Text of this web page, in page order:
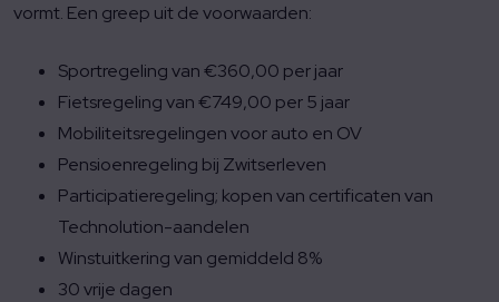
vormt. Een greep uit de voorwaarden:
Sportregeling van €360,00 per jaar
Fietsregeling van €749,00 per 5 jaar
Mobiliteitsregelingen voor auto en OV
Pensioenregeling bij Zwitserleven
Participatieregeling; kopen van certificaten van
Technolution-aandelen
Winstuitkering van gemiddeld 8%
30 vrije dagen